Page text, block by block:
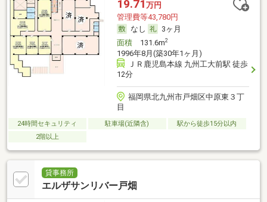
19.71 万円
管理費等43,780円
なし
3ヶ月
面積131.6m2
1996年8月(築30年1ヶ月)
ＪＲ鹿児島本線 九州工大前駅 徒歩
12分
福岡県北九州市戸畑区中原東３丁
目
24時間セキュリティ 駐車場(近隣含)
駅から徒歩15分以内
2階以上
貸事務所
エルザサンリバー戸畑